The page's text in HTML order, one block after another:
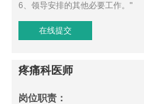
6、领导安排的其他必要工作。"
在线提交
疼痛科医师
岗位职责：